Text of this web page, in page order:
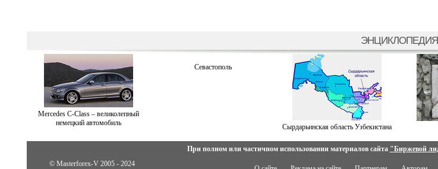
ЭНЦИКЛОПЕДИЯ
Mercedes C-Class – великолепный
немецкий автомобиль
Севастополь
Сырдарьинская область Узбекистана
При полном или частичном использовании материалов сайта "Биржевой
© Masterforex-V 2005 - 2024